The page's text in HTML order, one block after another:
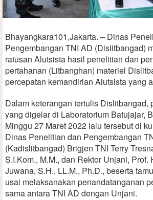
Bhayangkara101,Jakarta. – Dinas
Pengembangan TNI AD (Dislitbangad)
ratusan Alutsista hasil penelitian dan
pertahanan (Litbanghan) materiel
percepatan kemandirian Alutsista yang
Dalam keterangan tertulis Dislitbangad,
yang digelar di Laboratorium Batujajar,
Minggu 27 Maret 2022 lalu tersebut di
Dinas Penelitian dan Pengembangan
(Kadislitbangad) Brigjen TNI Terry
S.I.Kom., M.M., dan Rektor Unjani, Prof.
Juwana, S.H., LL.M., Ph.D., beserta
usai melaksanakan penandatanganan
sama antara TNI AD dengan Unjani.